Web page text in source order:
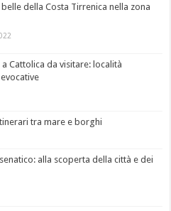
della Costa Tirrenica nella zona
Cattolica da visitare: località
tra mare e borghi
alla scoperta della città e dei